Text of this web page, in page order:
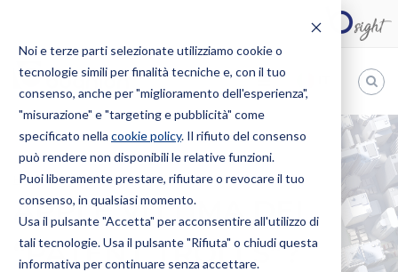
Noi e terze parti selezionate utilizziamo cookie o
tecnologie simili per finalità tecniche e, con il tuo
consenso, anche per "miglioramento dell'esperienza",
"misurazione" e "targeting e pubblicità" come
specificato nella cookie policy. Il rifiuto del consenso
può rendere non disponibili le relative funzioni.
Puoi liberamente prestare, rifiutare o revocare il tuo
consenso, in qualsiasi momento.
Usa il pulsante "Accetta" per acconsentire all'utilizzo di
tali tecnologie. Usa il pulsante "Rifiuta" o chiudi questa
informativa per continuare senza accettare.
Bugnion
The
way
HOME NEWS APPLE VITTIMA DEI “PATENT TROLLS”?
APPLE VITTIMA DEI
“PATENT TROLLS”?